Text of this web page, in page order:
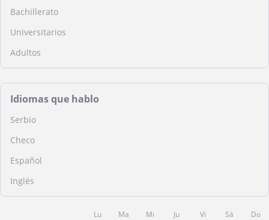
Bachillerato
Universitarios
Adultos
Idiomas que hablo
Serbio
Checo
Español
Inglés
Lu Ma Mi Ju Vi Sá Do